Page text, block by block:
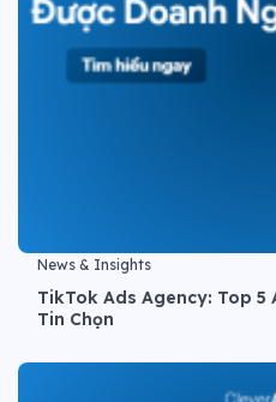
News & Insights
TikTok Ads Agency: Top 5
Tin Chọn